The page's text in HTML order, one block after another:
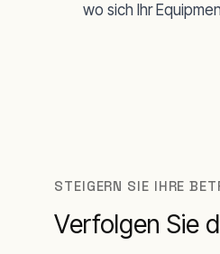
wo sich Ihr
STEIGERN SIE IHRE
Verfolgen Sie